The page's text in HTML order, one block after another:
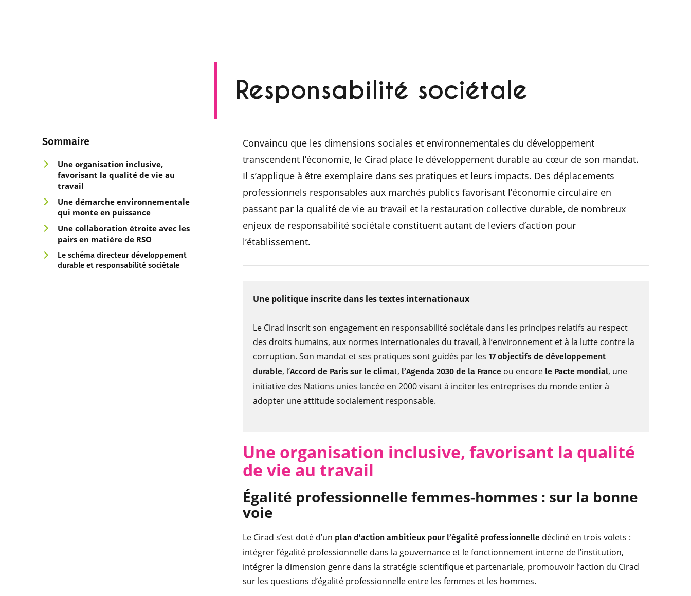
Responsabilité sociétale
Sommaire
Une organisation inclusive,
favorisant la qualité de vie au
travail
Une démarche environnementale
qui monte en puissance
Une collaboration étroite avec les
pairs en matière de RSO
Le schéma directeur développement
durable et responsabilité sociétale
Convaincu que les dimensions sociales et environnementales du développement
transcendent l’économie, le Cirad place le développement durable au cœur de son mandat.
Il s’applique à être exemplaire dans ses pratiques et leurs impacts. Des déplacements
professionnels responsables aux marchés publics favorisant l’économie circulaire en
passant par la qualité de vie au travail et la restauration collective durable, de nombreux
enjeux de responsabilité sociétale constituent autant de leviers d’action pour
l’établissement.
Une politique inscrite dans les textes internationaux
Le Cirad inscrit son engagement en responsabilité sociétale dans les principes relatifs au respect
des droits humains, aux normes internationales du travail, à l’environnement et à la lutte contre la
corruption. Son mandat et ses pratiques sont guidés par les 17 objectifs de développement
durable, l’Accord de Paris sur le climat, l’Agenda 2030 de la France ou encore le Pacte mondial, une
initiative des Nations unies lancée en 2000 visant à inciter les entreprises du monde entier à
adopter une attitude socialement responsable.
Une organisation inclusive, favorisant la qualité
de vie au travail
Égalité professionnelle femmes-hommes : sur la bonne
voie
Le Cirad s’est doté d’un plan d’action ambitieux pour l’égalité professionnelle décliné en trois volets :
intégrer l’égalité professionnelle dans la gouvernance et le fonctionnement interne de l’institution,
intégrer la dimension genre dans la stratégie scientifique et partenariale, promouvoir l’action du Cirad
sur les questions d’égalité professionnelle entre les femmes et les hommes.